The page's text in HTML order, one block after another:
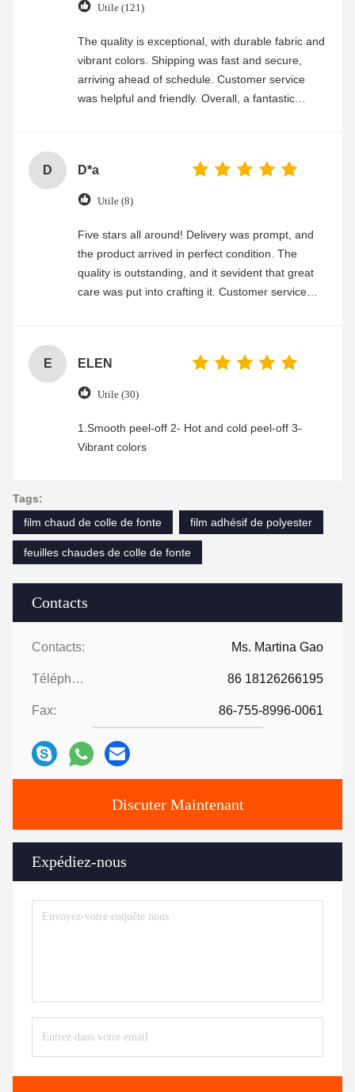
Contacts
Contacts: Ms. Martina Gao
Téléphone: 86 18126266195
Fax: 86-755-8996-0061
Discuter Maintenant
Expédiez-nous
Utile (121)
The quality is exceptional, with durable fabric and
vibrant colors. Shipping was fast and secure,
arriving ahead of schedule. Customer service
was helpful and friendly. Overall, a fantastic
D D*a
Utile (8)
Five stars all around! Delivery was prompt, and
the product arrived in perfect condition. The
quality is outstanding, and it sevident that great
care was put into crafting it. Customer service
E ELEN
Utile (30)
1.Smooth peel-off 2- Hot and cold peel-off 3-
Vibrant colors
Tags:
film chaud de colle de fonte
film adhésif de polyester
feuilles chaudes de colle de fonte